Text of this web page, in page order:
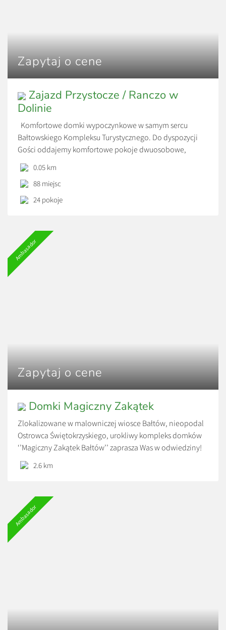
Zapytaj o cene
Zajazd Przystocze / Ranczo w
Dolinie
Komfortowe domki wypoczynkowe w samym sercu
Bałtowskiego Kompleksu Turystycznego. Do dyspozycji
Gości oddajemy komfortowe pokoje dwuosobowe,
przestronne studia oraz pokoje typu hostelowego. Cena
ustalana indywidualnie w zależności od standardu oraz
liczby gości.
0.05 km
88 miejsc
24 pokoje
Ambasador
Zapytaj o cene
Domki Magiczny Zakątek
Zlokalizowane w malowniczej wiosce Bałtów, nieopodal
Ostrowca Świętokrzyskiego, urokliwy kompleks domków
‘’Magiczny Zakątek Bałtów’’ zaprasza Was w odwiedziny!
Czekają tu na Was 5-10 osobowe domki, w których
znajdziecie komfortowe, niezależne od siebie sypialnie,
telewizorem połączony z częścią jadalną i aneksem
kuchennym. Cały obiekt, otacza bajkowy ogród,
przepełniony […]
2.6 km
Ambasador